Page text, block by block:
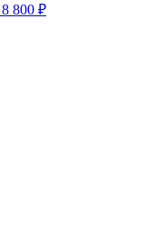
8 800 ₽